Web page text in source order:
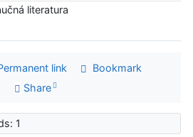
literatura
link
Bookmark
Share
1